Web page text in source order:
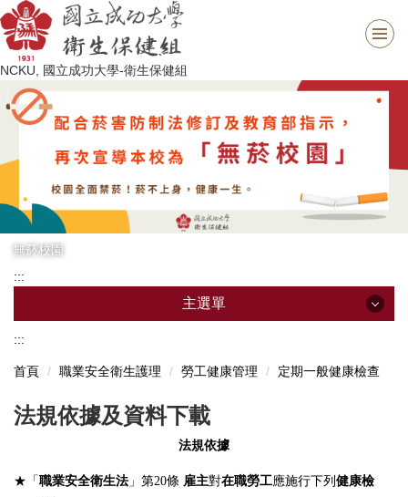
跳
到
主
要
內
容
區
NCKU, 國立成功大學-衛生保健組
無菸校園
:::
主選單
行事曆
:::
首頁 職業安全衛生護理 勞工健康管理 定期一般健康檢查
法規依據及資料下載
法規依據
★「 職業安全衛生法 」第20條 雇主對在職勞工應施行下列健康檢